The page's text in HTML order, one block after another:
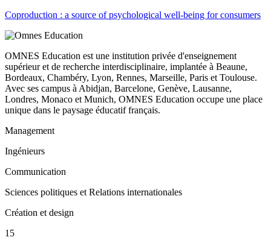
Coproduction : a source of psychological well-being for consumers
OMNES Education est une institution privée d'enseignement
supérieur et de recherche interdisciplinaire, implantée à Beaune,
Bordeaux, Chambéry, Lyon, Rennes, Marseille, Paris et Toulouse.
Avec ses campus à Abidjan, Barcelone, Genève, Lausanne,
Londres, Monaco et Munich, OMNES Education occupe une place
unique dans le paysage éducatif français.
Management
Ingénieurs
Communication
Sciences politiques et Relations internationales
Création et design
15